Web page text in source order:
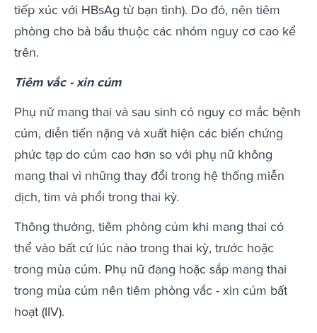
tiếp xúc với HBsAg từ bạn tình). Do đó, nên tiêm
phòng cho bà bầu thuộc các nhóm nguy cơ cao kể
trên.
Tiêm vắc - xin cúm
Phụ nữ mang thai và sau sinh có nguy cơ mắc bệnh
cúm, diễn tiến nặng và xuất hiện các biến chứng
phức tạp do cúm cao hơn so với phụ nữ không
mang thai vì những thay đổi trong hệ thống miễn
dịch, tim và phổi trong thai kỳ.
Thông thường, tiêm phòng cúm khi mang thai có
thể vào bất cứ lúc nào trong thai kỳ, trước hoặc
trong mùa cúm. Phụ nữ đang hoặc sắp mang thai
trong mùa cúm nên tiêm phòng vắc - xin cúm bất
hoạt (IIV).